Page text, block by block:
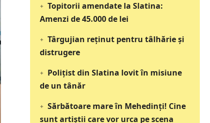
Topitorii amendate la Slatina:
Amenzi de 45.000 de lei
Târgujian reținut pentru tâlhărie și
distrugere
Polițist din Slatina lovit în misiune
de un tânăr
Sărbătoare mare în Mehedinți! Cine
sunt artiștii care vor urca pe scena